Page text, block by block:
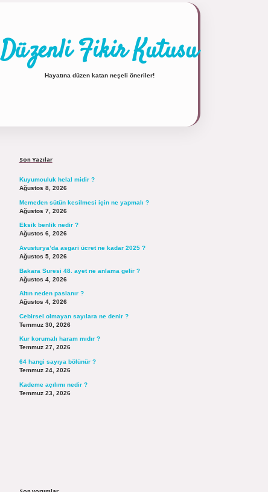
Düzenli Fikir Kutusu
Hayatına düzen katan neşeli öneriler!
Son Yazılar
Kuyumculuk helal midir ?
Ağustos 8, 2026
Memeden sütün kesilmesi için ne yapmalı ?
Ağustos 7, 2026
Eksik benlik nedir ?
Ağustos 6, 2026
Avusturya’da asgari ücret ne kadar 2025 ?
Ağustos 5, 2026
Bakara Suresi 48. ayet ne anlama gelir ?
Ağustos 4, 2026
Altın neden paslanır ?
Ağustos 4, 2026
Cebirsel olmayan sayılara ne denir ?
Temmuz 30, 2026
Kur korumalı haram mıdır ?
Temmuz 27, 2026
64 hangi sayıya bölünür ?
Temmuz 24, 2026
Kademe açılımı nedir ?
Temmuz 23, 2026